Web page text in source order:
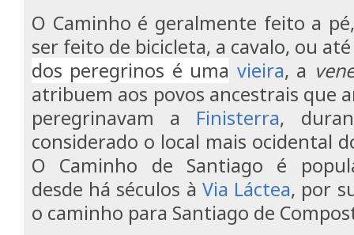
O Caminho é geralmente feito a
ser feito de bicicleta, a cavalo, ou
dos peregrinos é uma vieira, a
atribuem aos povos ancestrais que
peregrinavam a
Finisterra,
considerado o local mais ocidental
O Caminho de Santiago é
desde há séculos à Via Láctea, por
o caminho para Santiago de